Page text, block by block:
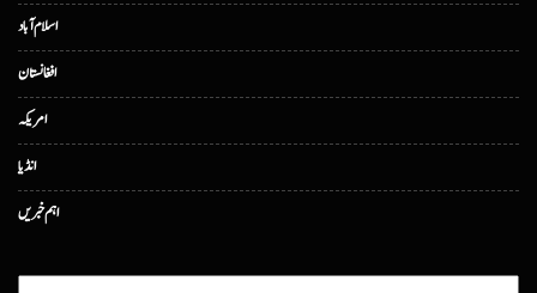
اسلام آباد
افغانستان
امریکہ
انڈیا
اہم خبریں